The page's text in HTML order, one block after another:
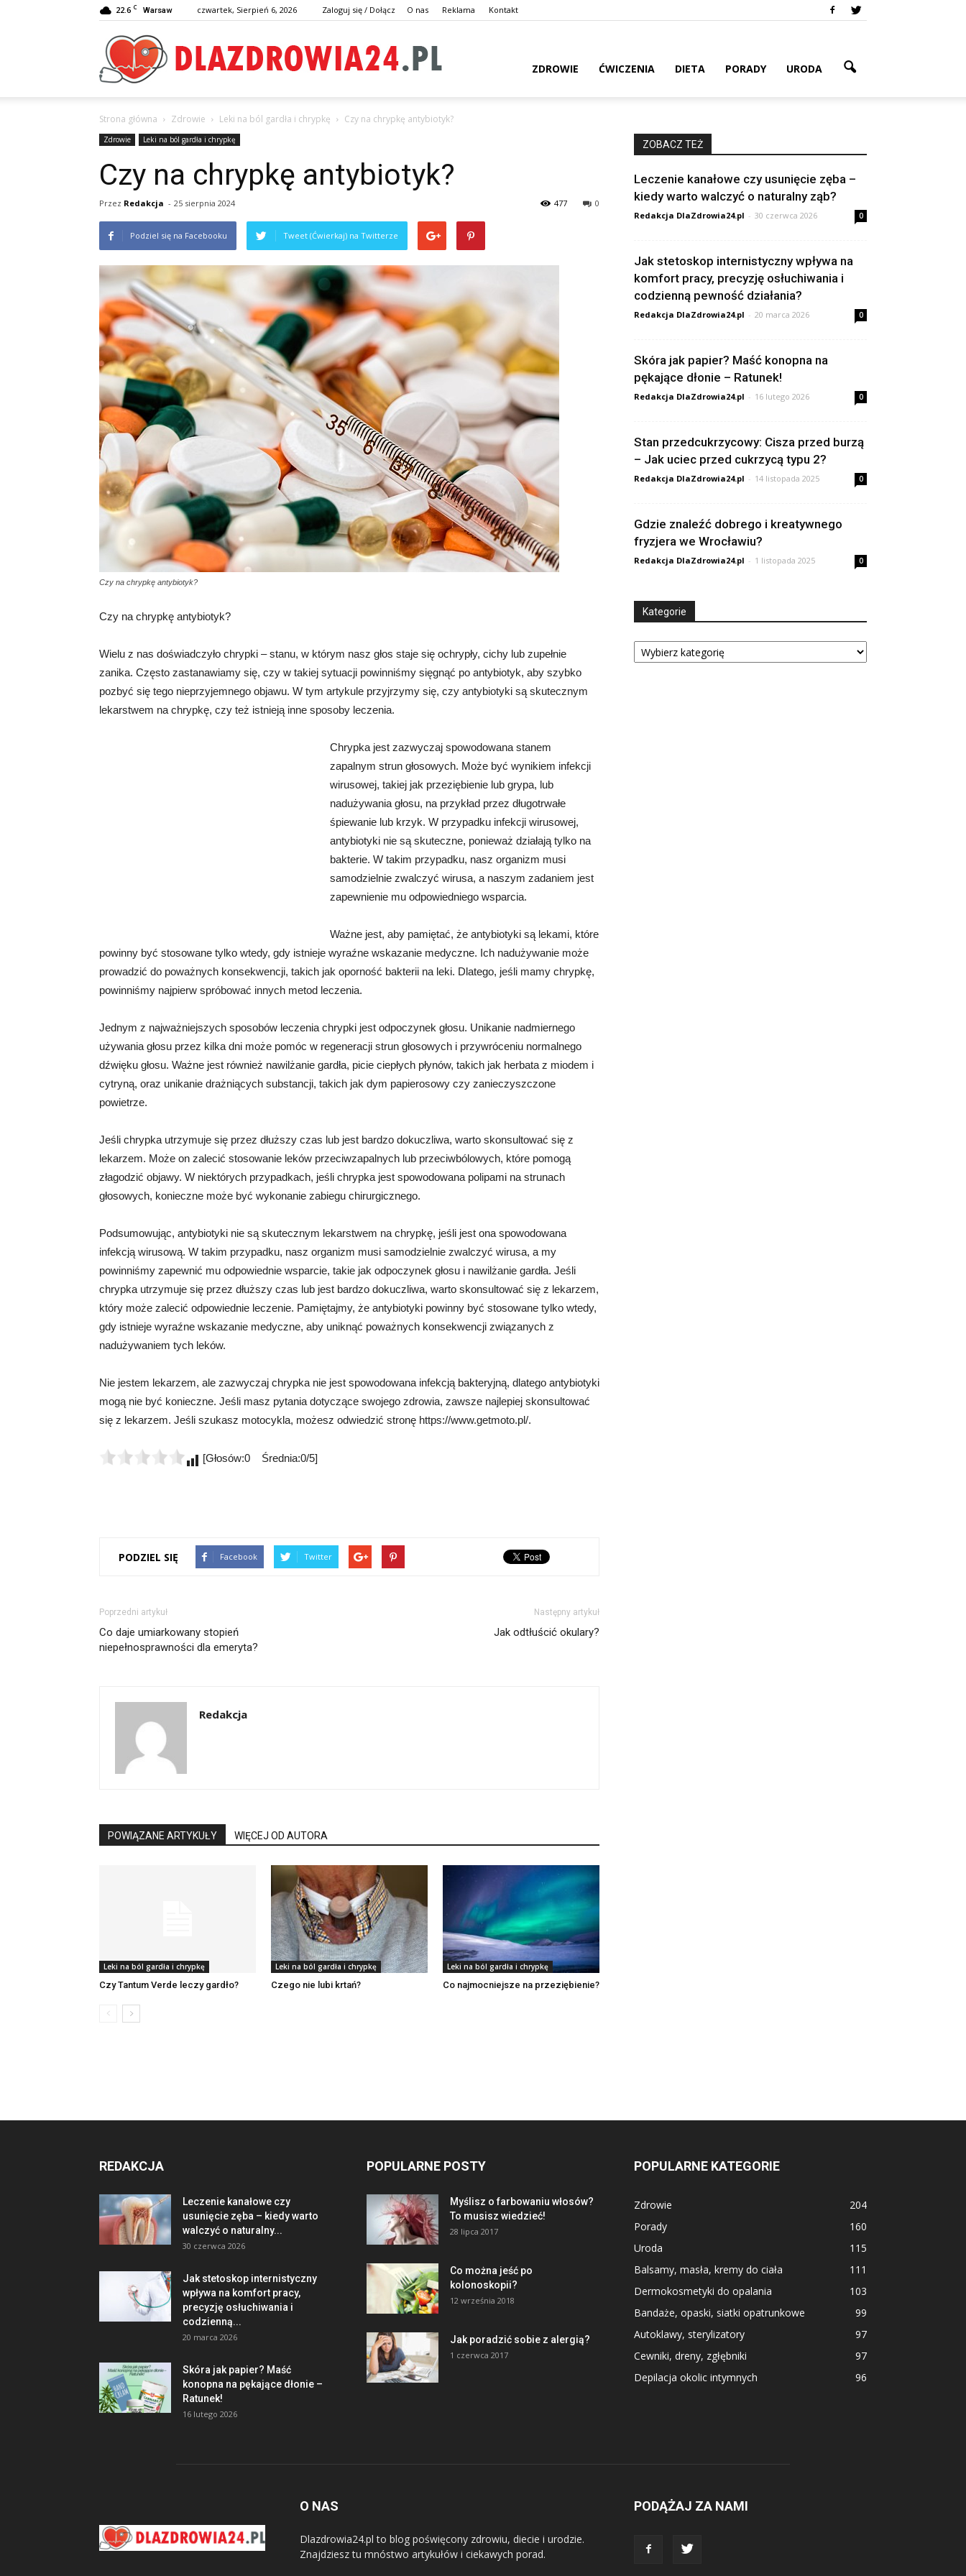
22.6 C Warsaw czwartek, Sierpień 6, 2026 Zaloguj się / Dołącz O nas Reklama Kontakt
ZDROWIE ĆWICZENIA DIETA PORADY URODA
Strona główna Zdrowie Leki na ból gardła i chrypkę Czy na chrypkę antybiotyk?
Zdrowie Leki na ból gardła i chrypkę
Czy na chrypkę antybiotyk?
Przez Redakcja - 25 sierpnia 2024 0
477
Podziel się na Facebooku Tweet (Ćwierkaj) na Twitterze
Czy na chrypkę antybiotyk?
Czy na chrypkę antybiotyk?
Wielu z nas doświadczyło chrypki – stanu, w którym nasz głos staje się ochrypły, cichy lub zupełnie
zanika. Często zastanawiamy się, czy w takiej sytuacji powinniśmy sięgnąć po antybiotyk, aby szybko
pozbyć się tego nieprzyjemnego objawu. W tym artykule przyjrzymy się, czy antybiotyki są skutecznym
lekarstwem na chrypkę, czy też istnieją inne sposoby leczenia.
Chrypka jest zazwyczaj spowodowana stanem
zapalnym strun głosowych. Może być wynikiem infekcji
wirusowej, takiej jak przeziębienie lub grypa, lub
nadużywania głosu, na przykład przez długotrwałe
śpiewanie lub krzyk. W przypadku infekcji wirusowej,
antybiotyki nie są skuteczne, ponieważ działają tylko na
bakterie. W takim przypadku, nasz organizm musi
samodzielnie zwalczyć wirusa, a naszym zadaniem jest
zapewnienie mu odpowiedniego wsparcia.
Ważne jest, aby pamiętać, że antybiotyki są lekami, które
powinny być stosowane tylko wtedy, gdy istnieje wyraźne wskazanie medyczne. Ich nadużywanie może
prowadzić do poważnych konsekwencji, takich jak oporność bakterii na leki. Dlatego, jeśli mamy chrypkę,
powinniśmy najpierw spróbować innych metod leczenia.
Jednym z najważniejszych sposobów leczenia chrypki jest odpoczynek głosu. Unikanie nadmiernego
używania głosu przez kilka dni może pomóc w regeneracji strun głosowych i przywróceniu normalnego
dźwięku głosu. Ważne jest również nawilżanie gardła, picie ciepłych płynów, takich jak herbata z miodem i
cytryną, oraz unikanie drażniących substancji, takich jak dym papierosowy czy zanieczyszczone
powietrze.
Jeśli chrypka utrzymuje się przez dłuższy czas lub jest bardzo dokuczliwa, warto skonsultować się z
lekarzem. Może on zalecić stosowanie leków przeciwzapalnych lub przeciwbólowych, które pomogą
złagodzić objawy. W niektórych przypadkach, jeśli chrypka jest spowodowana polipami na strunach
głosowych, konieczne może być wykonanie zabiegu chirurgicznego.
Podsumowując, antybiotyki nie są skutecznym lekarstwem na chrypkę, jeśli jest ona spowodowana
infekcją wirusową. W takim przypadku, nasz organizm musi samodzielnie zwalczyć wirusa, a my
powinniśmy zapewnić mu odpowiednie wsparcie, takie jak odpoczynek głosu i nawilżanie gardła. Jeśli
chrypka utrzymuje się przez dłuższy czas lub jest bardzo dokuczliwa, warto skonsultować się z lekarzem,
który może zalecić odpowiednie leczenie. Pamiętajmy, że antybiotyki powinny być stosowane tylko wtedy,
gdy istnieje wyraźne wskazanie medyczne, aby uniknąć poważnych konsekwencji związanych z
nadużywaniem tych leków.
Nie jestem lekarzem, ale zazwyczaj chrypka nie jest spowodowana infekcją bakteryjną, dlatego antybiotyki
mogą nie być konieczne. Jeśli masz pytania dotyczące swojego zdrowia, zawsze najlepiej skonsultować
się z lekarzem. Jeśli szukasz motocykla, możesz odwiedzić stronę https://www.getmoto.pl/.
[Głosów:0 Średnia:0/5]
PODZIEL SIĘ Facebook Twitter
Poprzedni artykuł
Co daje umiarkowany stopień
niepełnosprawności dla emeryta?
Następny artykuł
Jak odtłuścić okulary?
Redakcja
POWIĄZANE ARTYKUŁY WIĘCEJ OD AUTORA
Leki na ból gardła i chrypkę
Czy Tantum Verde leczy gardło?
Leki na ból gardła i chrypkę
Czego nie lubi krtań?
Leki na ból gardła i chrypkę
Co najmocniejsze na przeziębienie?
ZOBACZ TEŻ
Leczenie kanałowe czy usunięcie zęba –
kiedy warto walczyć o naturalny ząb?
Redakcja DlaZdrowia24.pl - 30 czerwca 2026 0
Jak stetoskop internistyczny wpływa na
komfort pracy, precyzję osłuchiwania i
codzienną pewność działania?
Redakcja DlaZdrowia24.pl - 20 marca 2026 0
Skóra jak papier? Maść konopna na
pękające dłonie – Ratunek!
Redakcja DlaZdrowia24.pl - 16 lutego 2026 0
Stan przedcukrzycowy: Cisza przed burzą
– Jak uciec przed cukrzycą typu 2?
Redakcja DlaZdrowia24.pl - 14 listopada 2025 0
Gdzie znaleźć dobrego i kreatywnego
fryzjera we Wrocławiu?
Redakcja DlaZdrowia24.pl - 1 listopada 2025 0
Kategorie
Kategorie
REDAKCJA
Leczenie kanałowe czy
usunięcie zęba – kiedy warto
walczyć o naturalny...
30 czerwca 2026
Jak stetoskop internistyczny
wpływa na komfort pracy,
precyzję osłuchiwania i
codzienną...
20 marca 2026
Skóra jak papier? Maść
konopna na pękające dłonie –
Ratunek!
16 lutego 2026
POPULARNE POSTY
Myślisz o farbowaniu włosów?
To musisz wiedzieć!
28 lipca 2017
Co można jeść po
kolonoskopii?
12 września 2018
Jak poradzić sobie z alergią?
1 czerwca 2017
POPULARNE KATEGORIE
Zdrowie
204
Porady
160
Uroda
115
Balsamy, masła, kremy do ciała
111
Dermokosmetyki do opalania
103
Bandaże, opaski, siatki opatrunkowe
99
Autoklawy, sterylizatory
97
Cewniki, dreny, zgłębniki
97
Depilacja okolic intymnych
96
O NAS
Dlazdrowia24.pl to blog poświęcony zdrowiu, diecie i urodzie.
Znajdziesz tu mnóstwo artykułów i ciekawych porad.
PODĄŻAJ ZA NAMI